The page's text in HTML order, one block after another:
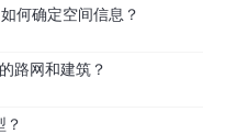
何确定空间信息？
路网和建筑？
？